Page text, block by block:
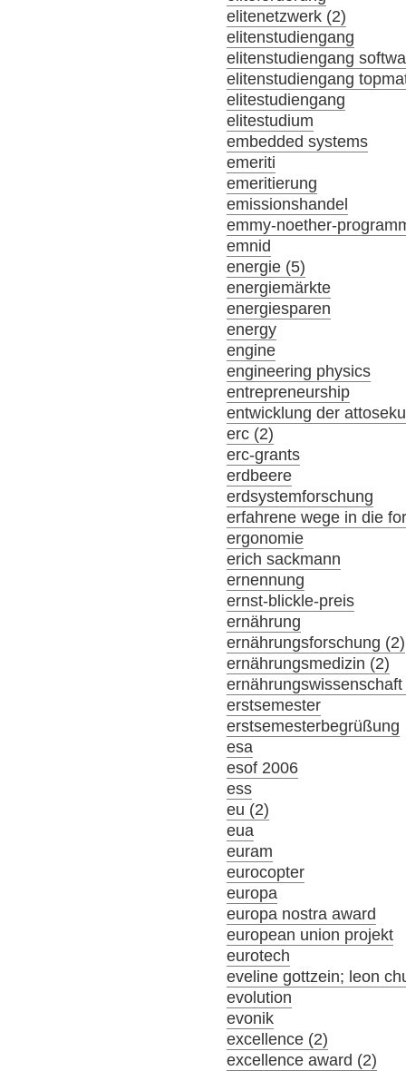
elitenetzwerk (2)
elitenstudiengang
elitenstudiengang
elitenstudiengang
elitestudiengang
elitestudium
embedded systems
emeriti
emeritierung
emissionshandel
emmy-noether-
emnid
energie (5)
energiemärkte
energiesparen
energy
engine
engineering physics
entrepreneurship
entwicklung der
erc (2)
erc-grants
erdbeere
erdsystemforschung
erfahrene wege in die
ergonomie
erich sackmann
ernennung
ernst-blickle-preis
ernährung
ernährungsforschung (2)
ernährungsmedizin (2)
erstsemester
erstsemesterbegrüßung
esa
esof 2006
ess
eu (2)
eua
euram
eurocopter
europa
europa nostra award
european union projekt
eurotech
eveline gottzein; leon
evolution
evonik
excellence (2)
excellence award (2)